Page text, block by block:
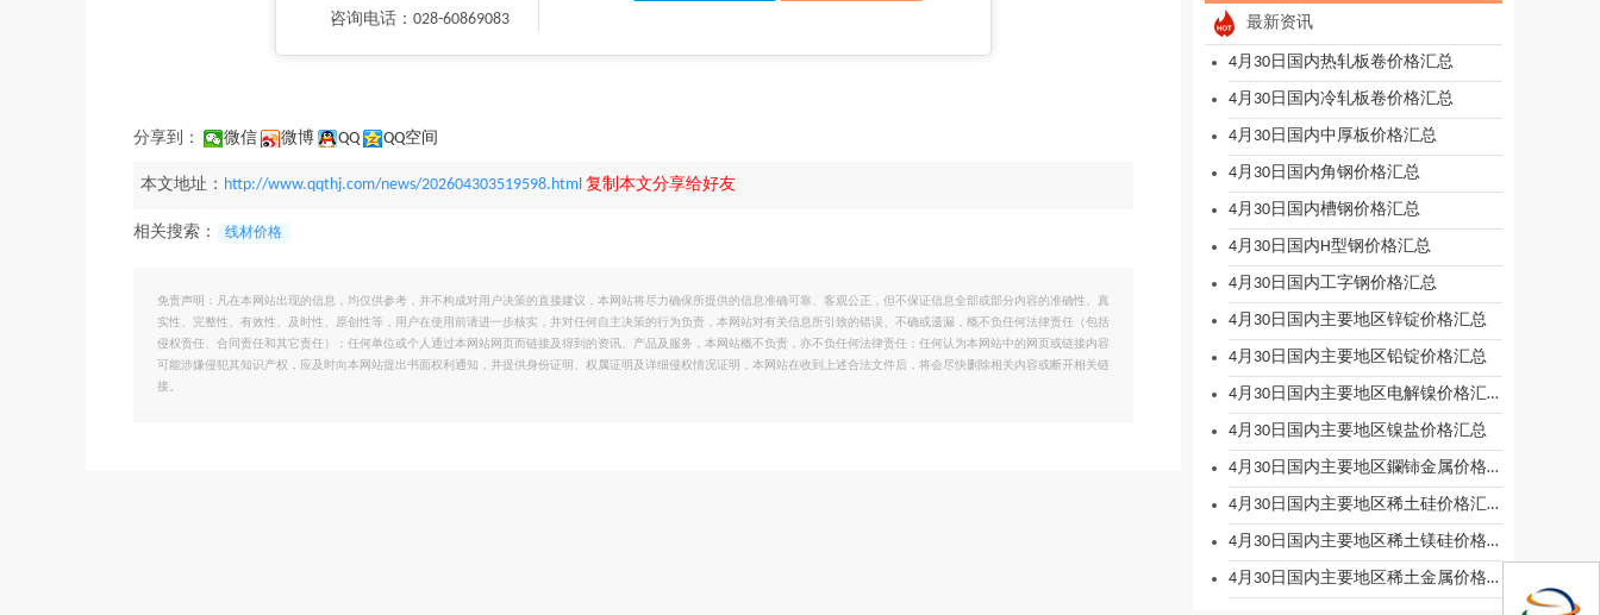
咨询电话：028-60869083
分享到： 微信 微博 QQ QQ空间
本文地址： http://www.qqthj.com/news/202604303519598.html 复制本文分享给好友
相关搜索： 线材价格
免责声明：凡在本网站出现的信息，均仅供参考，并不构成对用户决策的直接建议，本网站将尽力确保所提供的信息准确可靠、客观公正，但不保证信息全部或部分内容的准确性、真
实性、完整性、有效性、及时性、原创性等，用户在使用前请进一步核实，并对任何自主决策的行为负责，本网站对有关信息所引致的错误、不确或遗漏，概不负任何法律责任（包括
侵权责任、合同责任和其它责任）；任何单位或个人通过本网站网页而链接及得到的资讯、产品及服务，本网站概不负责，亦不负任何法律责任；任何认为本网站中的网页或链接内容
可能涉嫌侵犯其知识产权，应及时向本网站提出书面权利通知，并提供身份证明、权属证明及详细侵权情况证明，本网站在收到上述合法文件后，将会尽快删除相关内容或断开相关链
接。
最新资讯
4月30日国内热轧板卷价格汇总
4月30日国内冷轧板卷价格汇总
4月30日国内中厚板价格汇总
4月30日国内角钢价格汇总
4月30日国内槽钢价格汇总
4月30日国内H型钢价格汇总
4月30日国内工字钢价格汇总
4月30日国内主要地区锌锭价格汇总
4月30日国内主要地区铅锭价格汇总
4月30日国内主要地区电解镍价格汇总
4月30日国内主要地区镍盐价格汇总
4月30日国内主要地区鑭铈金属价格汇总
4月30日国内主要地区稀土硅价格汇总
4月30日国内主要地区稀土镁硅价格汇总
4月30日国内主要地区稀土金属价格汇总